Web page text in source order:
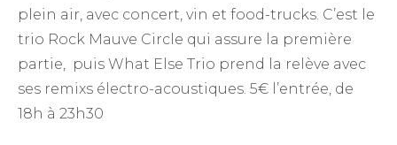
plein air, avec concert, vin et food-trucks. C’est le
trio Rock Mauve Circle qui assure la première
partie, puis What Else Trio prend la relève avec
ses remixs électro-acoustiques. 5€ l’entrée, de
18h à 23h30